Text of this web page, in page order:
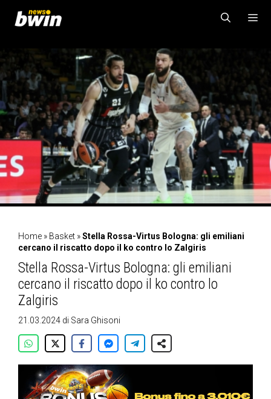
contenuto
Home » Basket »Stella Rossa-Virtus Bologna: gli emiliani
cercano il riscatto dopo il ko contro lo Zalgiris
Stella Rossa-Virtus Bologna: gli emiliani
cercano il riscatto dopo il ko contro lo
Zalgiris
21.03.2024 di Sara Ghisoni